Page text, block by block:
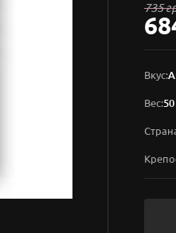
735
Вкус:
Вес: